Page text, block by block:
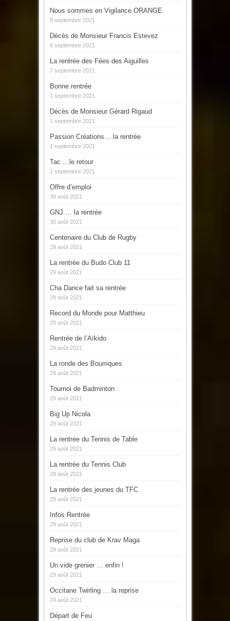
Nous sommes en Vigilance ORANGE
8 septembre 2021
Décès de Monsieur Francis Estevez
8 septembre 2021
La rentrée des Fées des Aiguilles
7 septembre 2021
Bonne rentrée
1 septembre 2021
Décès de Monsieur Gérard Rigaud
1 septembre 2021
Passion Créations… la rentrée
1 septembre 2021
Tac …le retour
1 septembre 2021
Offre d’emploi
30 août 2021
GNJ … la rentrée
30 août 2021
Centenaire du Club de Rugby
29 août 2021
La rentrée du Budo Club 11
29 août 2021
Cha Dance fait sa rentrée
29 août 2021
Record du Monde pour Matthieu
29 août 2021
Rentrée de l’Aïkido
29 août 2021
La ronde des Bourriques
29 août 2021
Tournoi de Badminton
29 août 2021
Big Up Nicola
29 août 2021
La rentrée du Tennis de Table
29 août 2021
La rentrée du Tennis Club
29 août 2021
La rentrée des jeunes du TFC
29 août 2021
Infos Rentrée
29 août 2021
Reprise du club de Krav Maga
29 août 2021
Un vide grenier … enfin !
29 août 2021
Occitane Twirling … la reprise
24 août 2021
Départ de Feu